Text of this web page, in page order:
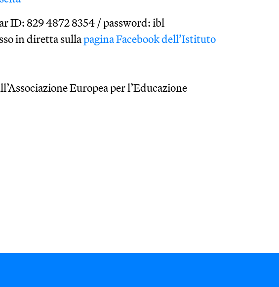
ID: 829 4872 8354 / password: ibl
in diretta sullapagina Facebook dell’Istituto
Europea per l’Educazione